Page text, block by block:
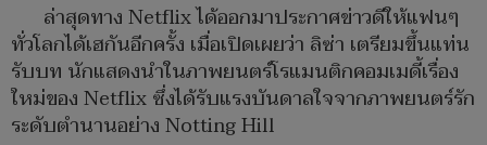
ล่าสุดทาง Netflix ได้ออกมาประกาศข่าวดีให้แฟนๆ
ทั่วโลกได้เฮกันอีกครั้ง เมื่อเปิดเผยว่า ลิซ่า เตรียมขึ้นแท่น
รับบท นักแสดงนำในภาพยนตร์โรแมนติกคอมเมดี้เรื่อง
ใหม่ของ Netflix ซึ่งได้รับแรงบันดาลใจจากภาพยนตร์รัก
ระดับตำนานอย่าง Notting Hill